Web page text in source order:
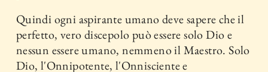
Quindi ogni aspirante umano deve sapere che il
perfetto, vero discepolo può essere solo Dio e
nessun essere umano, nemmeno il Maestro. Solo
Dio, l'Onnipotente, l'Onnisciente e